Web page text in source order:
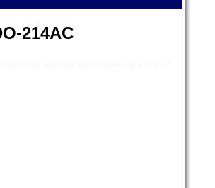
214AC